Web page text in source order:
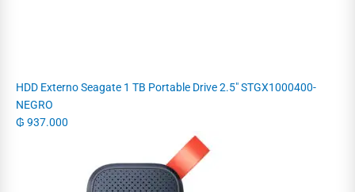
HDD Externo Seagate 1 TB Portable Drive 2.5" STGX1000400-
NEGRO
₲ 937.000